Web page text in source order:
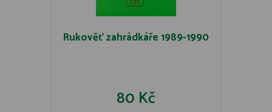
Rukověť zahrádkáře 1989-1990
80 Kč